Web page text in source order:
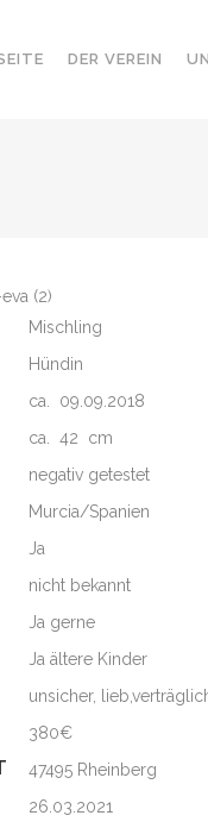
DER VEREIN
Mischling
Hündin
ca. 09.09.2018
ca. 42 cm
negativ getestet
Murcia/Spanien
Ja
nicht bekannt
Ja gerne
Ja ältere Kinder
unsicher,
380€
47495 Rheinberg
26.03.2021